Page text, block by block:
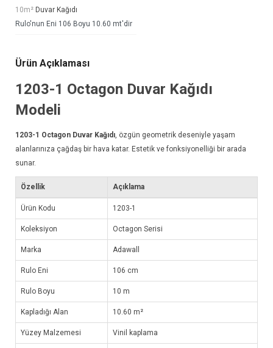
10m² Duvar Kağıdı
Rulo'nun Eni 106 Boyu 10.60 mt'dir
Ürün Açıklaması
1203-1 Octagon Duvar Kağıdı
Modeli
1203-1 Octagon Duvar Kağıdı , özgün geometrik deseniyle yaşam
alanlarınıza çağdaş bir hava katar. Estetik ve fonksiyonelliği bir arada
sunar.
Özellik Açıklama
Ürün Kodu 1203-1
Koleksiyon Octagon Serisi
Marka Adawall
Rulo Eni 106 cm
Rulo Boyu 10 m
Kapladığı Alan 10.60 m²
Yüzey Malzemesi Vinil kaplama